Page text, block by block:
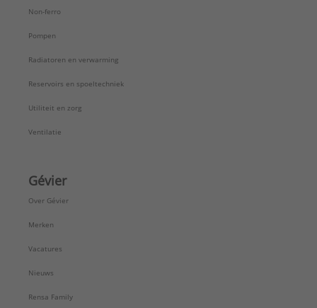
Non-ferro
Pompen
Radiatoren en verwarming
Reservoirs en spoeltechniek
Utiliteit en zorg
Ventilatie
Gévier
Over Gévier
Merken
Vacatures
Nieuws
Rensa Family